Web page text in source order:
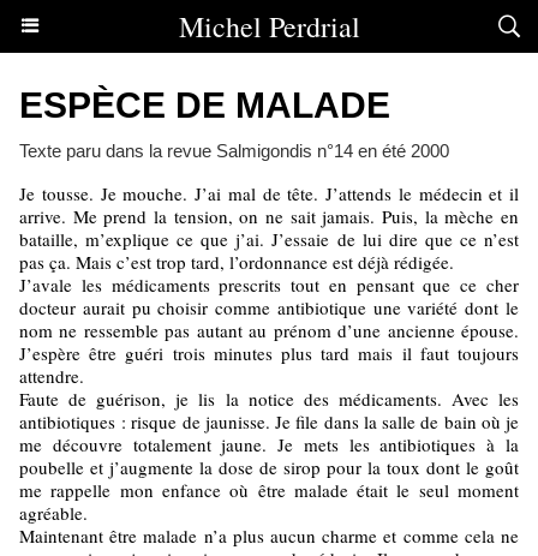
Michel Perdrial
ESPÈCE DE MALADE
Texte paru dans la revue Salmigondis n°14 en été 2000
Je tousse. Je mouche. J’ai mal de tête. J’attends le médecin et il
arrive. Me prend la tension, on ne sait jamais. Puis, la mèche en
bataille, m’explique ce que j’ai. J’essaie de lui dire que ce n’est
pas ça. Mais c’est trop tard, l’ordonnance est déjà rédigée.
J’avale les médicaments prescrits tout en pensant que ce cher
docteur aurait pu choisir comme antibiotique une variété dont le
nom ne ressemble pas autant au prénom d’une ancienne épouse.
J’espère être guéri trois minutes plus tard mais il faut toujours
attendre.
Faute de guérison, je lis la notice des médicaments. Avec les
antibiotiques : risque de jaunisse. Je file dans la salle de bain où je
me découvre totalement jaune. Je mets les antibiotiques à la
poubelle et j’augmente la dose de sirop pour la toux dont le goût
me rappelle mon enfance où être malade était le seul moment
agréable.
Maintenant être malade n’a plus aucun charme et comme cela ne